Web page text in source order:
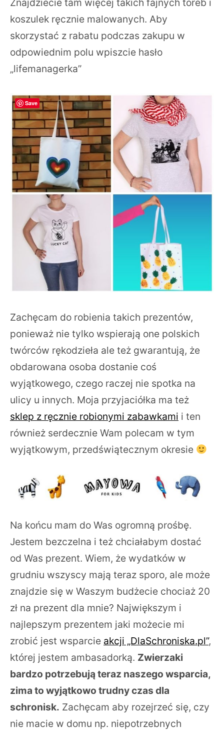
Znajdziecie tam więcej takich fajnych toreb i
koszulek ręcznie malowanych. Aby
skorzystać z rabatu podczas zakupu w
odpowiednim polu wpiszcie hasło
„lifemanagerka”
Zachęcam do robienia takich prezentów,
ponieważ nie tylko wspierają one polskich
twórców rękodzieła ale też gwarantują, że
obdarowana osoba dostanie coś
wyjątkowego, czego raczej nie spotka na
ulicy u innych. Moja przyjaciółka ma też
sklep z ręcznie robionymi zabawkami i ten
również serdecznie Wam polecam w tym
wyjątkowym, przedświątecznym okresie
Na końcu mam do Was ogromną prośbę.
Jestem bezczelna i też chciałabym dostać
od Was prezent. Wiem, że wydatków w
grudniu wszyscy mają teraz sporo, ale może
znajdzie się w Waszym budżecie chociaż 20
zł na prezent dla mnie? Największym i
najlepszym prezentem jaki możecie mi
zrobić jest wsparcie akcji „DlaSchroniska.pl”,
której jestem ambasadorką. Zwierzaki
bardzo potrzebują teraz naszego wsparcia,
zima to wyjątkowo trudny czas dla
schronisk. Zachęcam aby rozejrzeć się, czy
nie macie w domu np. niepotrzebnych
Save